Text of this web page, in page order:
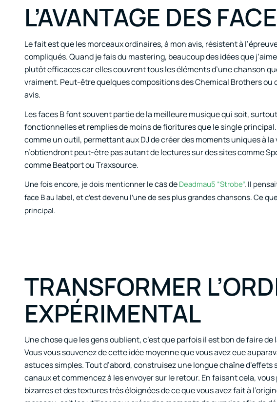
L’AVANTAGE DES
Le fait est que les morceaux ordinaires, à mon avis, résistent à
compliqués. Quand je fais du mastering, beaucoup des idées que
plutôt efficaces car elles couvrent tous les éléments d’une chanson
vraiment. Peut-être quelques compositions des Chemical Brothers ou
avis.
Les faces B font souvent partie de la meilleure musique qui soit,
fonctionnelles et remplies de moins de fioritures que le single
comme un outil, permettant aux DJ de créer des moments uniques à
n’obtiendront peut-être pas autant de lectures sur des sites comme
comme Beatport ou Traxsource.
Une fois encore, je dois mentionner lecas deDeadmau5 “Strobe”. Il
face B au label, et c’est devenu l’une de ses plus grandes chansons. Ce
principal.
TRANSFORMER
EXPÉRIMENTAL
Une chose que les gens oublient, c’est que parfois il est bon de faire
Vous vous souvenez de cette idée moyenne que vous avez eue
astuces simples. Tout d’abord, construisez une longue chaîne d’effets
canaux et commencez à les envoyer sur le retour. En faisant cela,
bizarres et des textures très éloignées de ce que vous avez fait à